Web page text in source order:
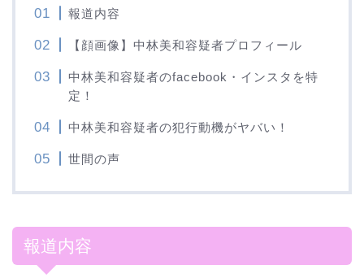
報道内容
【顔画像】中林美和容疑者プロフィール
中林美和容疑者のfacebook・インスタを特
定！
中林美和容疑者の犯行動機がヤバい！
世間の声
報道内容